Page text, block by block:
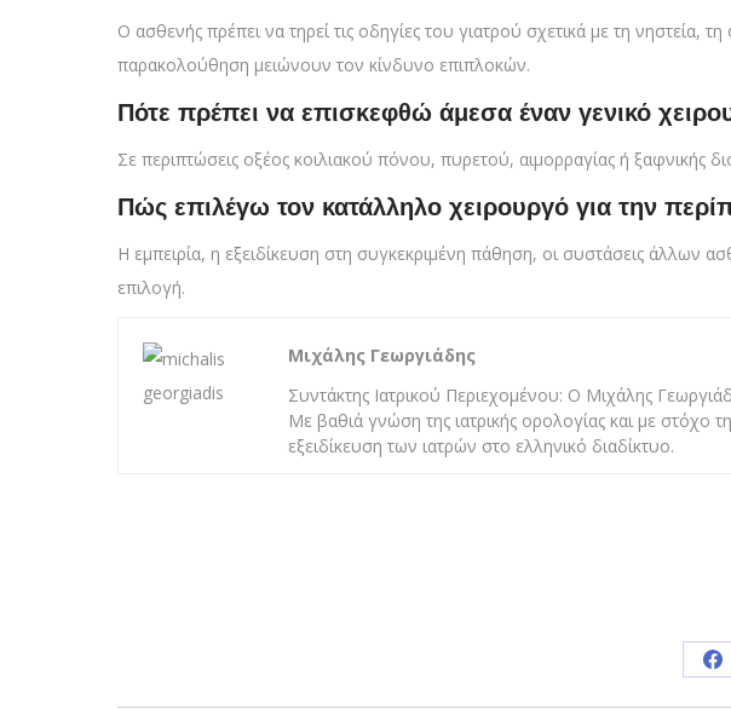
Ο ασθενής πρέπει να τηρεί τις οδηγίες του γιατρού σχετικά με τη νηστεία,
παρακολούθηση μειώνουν τον κίνδυνο επιπλοκών.
Πότε πρέπει να επισκεφθώ άμεσα έναν γενικό
Σε περιπτώσεις οξέος κοιλιακού πόνου, πυρετού, αιμορραγίας ή ξαφνικής
Πώς επιλέγω τον κατάλληλο χειρουργό για την
Η εμπειρία, η εξειδίκευση στη συγκεκριμένη πάθηση, οι συστάσεις άλλων
επιλογή.
Μιχάλης Γεωργιάδης
Συντάκτης Ιατρικού Περιεχομένου: Ο Μιχάλης
Με βαθιά γνώση της ιατρικής ορολογίας και με στόχο
εξειδίκευση των ιατρών στο ελληνικό διαδίκτυο.